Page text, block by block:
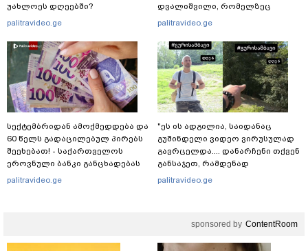
უახლოეს დღეებში?
palitravideo.ge
სექტემბრიდან ამოქმედდება და
60 წელს გადაცილებულ პირებს
შეეხებათ! - საქართველოს
ეროვნული ბანკი განცხადებას
ავრცელებს
palitravideo.ge
დვალიშვილი, რომელზეც
არასრულწლოვანებმა
palitravideo.ge
"ეს ის ადგილია, საიდანაც
გუშინდელი ვიდეო ვირუსულად
გავრცელდა.... დანარჩენი თქვენ
განსაჯეთ, რამდენად
შესაძლებელია აქ ადამიანის
გურამ დადიანიძე გაუჩინარდა?
palitravideo.ge
sponsored by ContentRoom